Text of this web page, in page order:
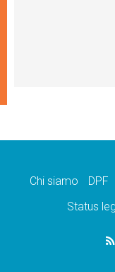
Chi siamo DPF
Status